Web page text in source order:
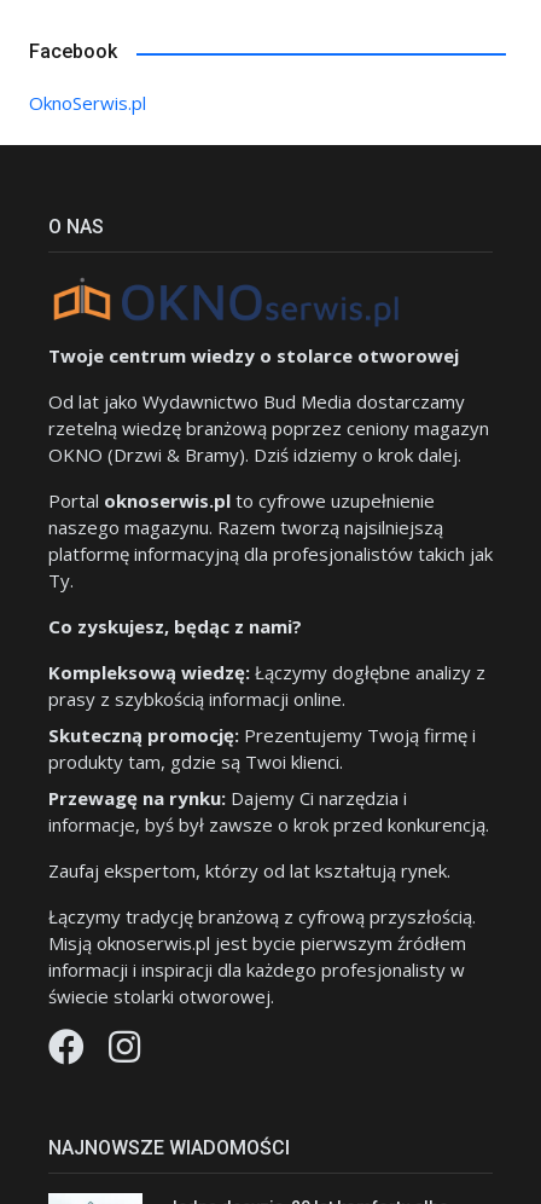
Facebook
OknoSerwis.pl
O NAS
Twoje centrum wiedzy o stolarce otworowej
Od lat jako Wydawnictwo Bud Media dostarczamy
rzetelną wiedzę branżową poprzez ceniony magazyn
OKNO (Drzwi & Bramy). Dziś idziemy o krok dalej.
Portal oknoserwis.pl to cyfrowe uzupełnienie
naszego magazynu. Razem tworzą najsilniejszą
platformę informacyjną dla profesjonalistów takich jak
Ty.
Co zyskujesz, będąc z nami?
Kompleksową wiedzę: Łączymy dogłębne analizy z
prasy z szybkością informacji online.
Skuteczną promocję: Prezentujemy Twoją firmę i
produkty tam, gdzie są Twoi klienci.
Przewagę na rynku: Dajemy Ci narzędzia i
informacje, byś był zawsze o krok przed konkurencją.
Zaufaj ekspertom, którzy od lat kształtują rynek.
Łączymy tradycję branżową z cyfrową przyszłością.
Misją oknoserwis.pl jest bycie pierwszym źródłem
informacji i inspiracji dla każdego profesjonalisty w
świecie stolarki otworowej.
NAJNOWSZE WIADOMOŚCI